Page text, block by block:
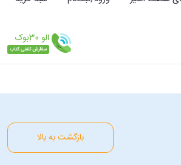
بازگشت به بالا